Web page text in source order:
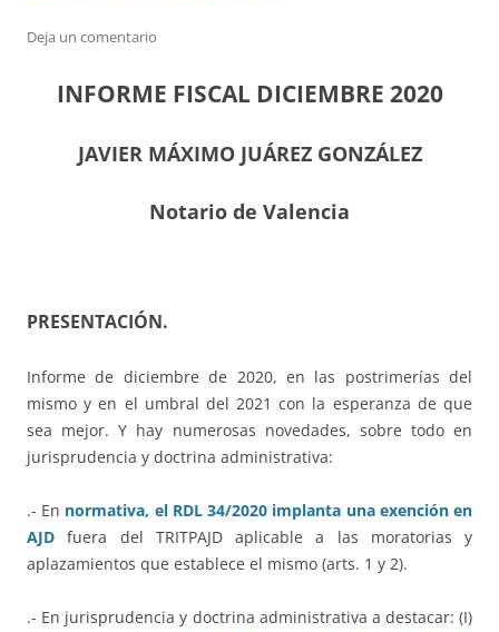
Deja un comentario
INFORME FISCAL DICIEMBRE 2020
JAVIER MÁXIMO JUÁREZ GONZÁLEZ
Notario de Valencia
PRESENTACIÓN.
Informe de diciembre de 2020, en las postrimerías del
mismo y en el umbral del 2021 con la esperanza de que
sea mejor. Y hay numerosas novedades, sobre todo en
jurisprudencia y doctrina administrativa:
.- En normativa, el RDL 34/2020 implanta una exención en
AJD fuera del TRITPAJD aplicable a las moratorias y
aplazamientos que establece el mismo (arts. 1 y 2).
.- En jurisprudencia y doctrina administrativa a destacar: (I)